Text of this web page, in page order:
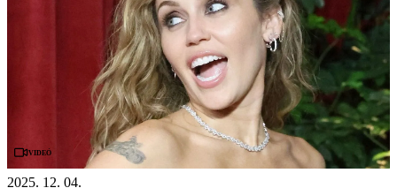
Videó
2025. 12. 04.